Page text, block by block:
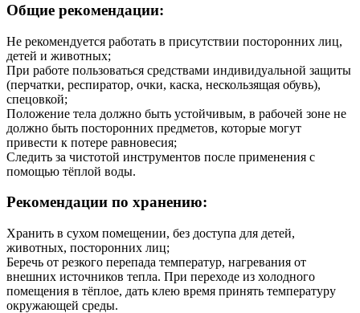
Общие рекомендации:
Не рекомендуется работать в присутствии посторонних лиц,
детей и животных;
При работе пользоваться средствами индивидуальной защиты
(перчатки, респиратор, очки, каска, нескользящая обувь),
спецовкой;
Положение тела должно быть устойчивым, в рабочей зоне не
должно быть посторонних предметов, которые могут
привести к потере равновесия;
Следить за чистотой инструментов после применения с
помощью тёплой воды.
Рекомендации по хранению:
Хранить в сухом помещении, без доступа для детей,
животных, посторонних лиц;
Беречь от резкого перепада температур, нагревания от
внешних источников тепла. При переходе из холодного
помещения в тёплое, дать клею время принять температуру
окружающей среды.